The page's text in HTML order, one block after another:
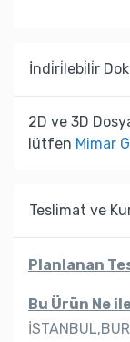
İndi̇ri̇lebi̇li̇r
2D ve 3D
lütfen Mimar
Teslimat ve
Planlanan
Bu Ürün Ne